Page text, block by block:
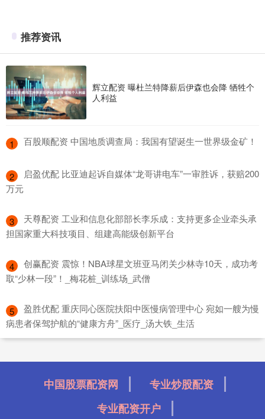
推荐资讯
辉立配资 曝杜兰特降薪后伊森也会降 牺牲个
人利益
1 ​百股顺配资 中国地质调查局：我国有望诞生一世界级金矿！
2
​启盈优配 比亚迪起诉自媒体“龙哥讲电车”一审胜诉，获赔200
万元
3
​天尊配资 工业和信息化部部长李乐成：支持更多企业牵头承
担国家重大科技项目、组建高能级创新平台
4
​创赢配资 震惊！NBA球星文班亚马闭关少林寺10天，成功考
取“少林一段”！_梅花桩_训练场_武僧
5
​盈胜优配 重庆同心医院扶阳中医慢病管理中心 宛如一艘为慢
病患者保驾护航的“健康方舟”_医疗_汤大铁_生活
中国股票配资网
专业炒股配资
专业配资开户